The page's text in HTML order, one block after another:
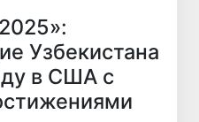
Узбекистана
в США с